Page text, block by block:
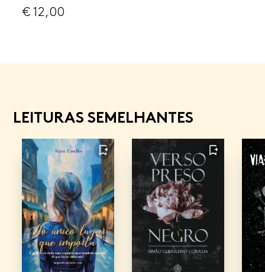
€12,00
LEITURAS SEMELHANTES
FAVORITO FAVORITO